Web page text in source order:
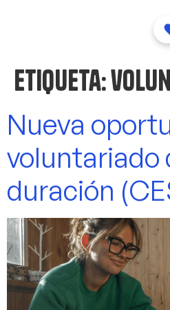
Etiqueta:
Nueva
voluntariado
duración